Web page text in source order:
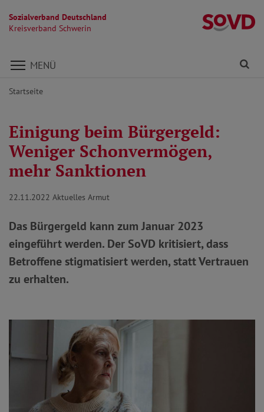
Sozialverband Deutschland
Kreisverband Schwerin
Direkt zu den Inhalten springen
MENÜ
Startseite
Einigung beim Bürgergeld:
Weniger Schonvermögen,
mehr Sanktionen
22.11.2022 Aktuelles Armut
Das Bürgergeld kann zum Januar 2023
eingeführt werden. Der SoVD kritisiert, dass
Betroffene stigmatisiert werden, statt Vertrauen
zu erhalten.